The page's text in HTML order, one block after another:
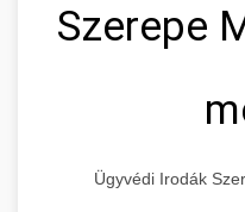
Szerepe
Ügyvédi Irodák